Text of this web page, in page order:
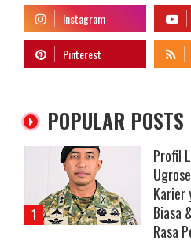
POPULAR POSTS
Profil
Karier
Biasa
Rasa